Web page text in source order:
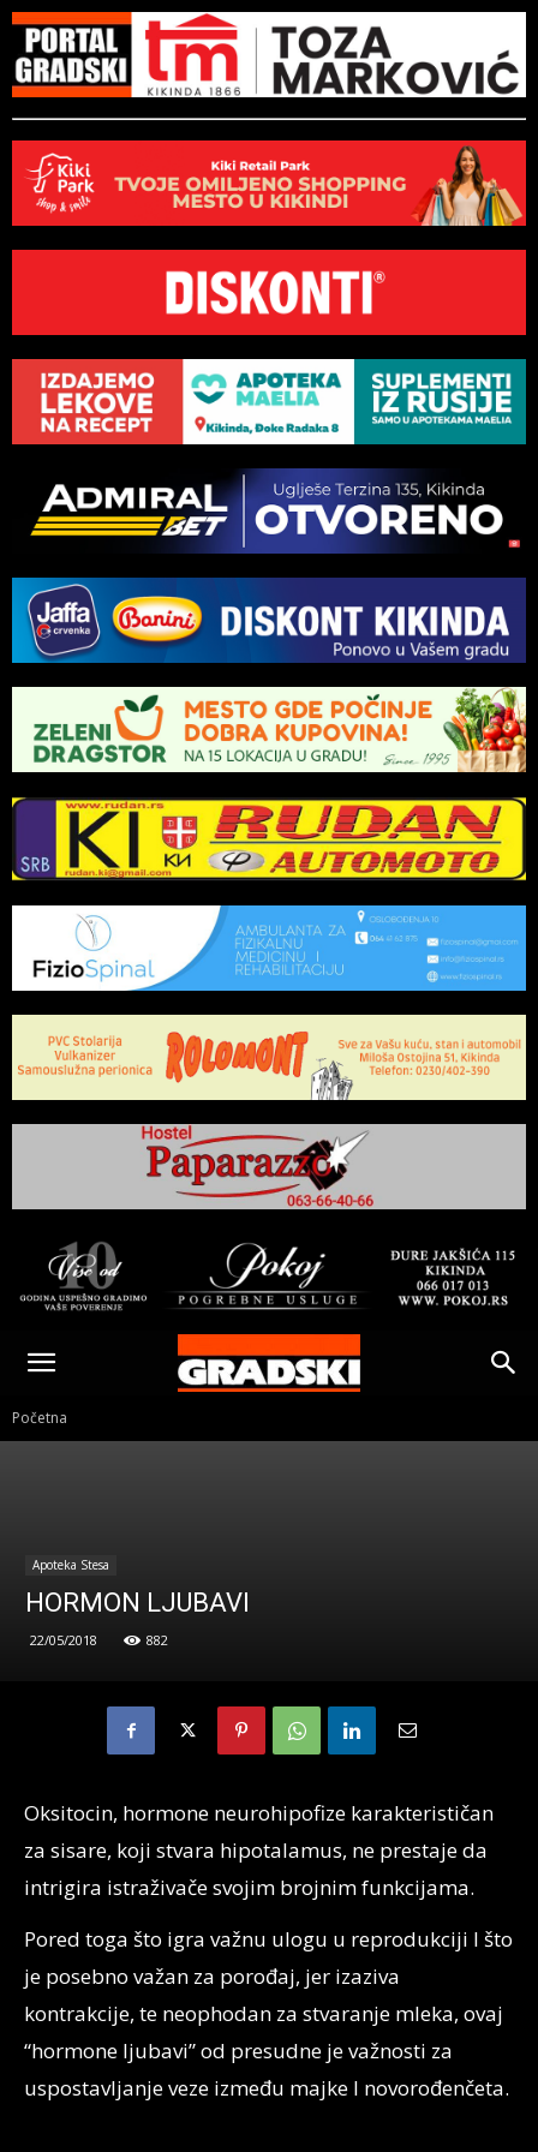
Gradski
Online
Početna
Apoteka Stesa
HORMON LJUBAVI
22/05/2018 882
Oksitocin, hormone neurohipofize karakterističan
za sisare, koji stvara hipotalamus, ne prestaje da
intrigira istraživače svojim brojnim funkcijama.
Pored toga što igra važnu ulogu u reprodukciji I što
je posebno važan za porođaj, jer izaziva
kontrakcije, te neophodan za stvaranje mleka, ovaj
“hormone ljubavi” od presudne je važnosti za
uspostavljanje veze između majke I novorođenčeta.